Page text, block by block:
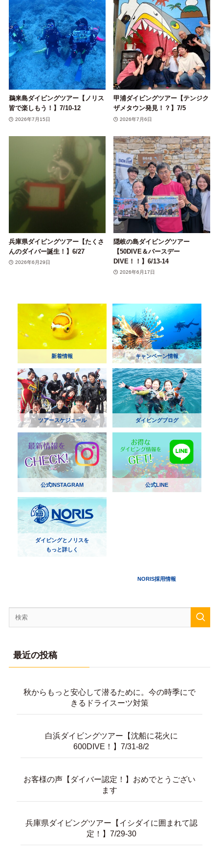
鵜来島ダイビングツアー【ノリス
皆で楽しもう！】7/10-12
2026年7月15日
甲浦ダイビングツアー【テンジク
ザメタウン発見！？】7/5
2026年7月6日
兵庫県ダイビングツアー【たくさ
んのダイバー誕生！】6/27
2026年6月29日
隠岐の島ダイビングツアー
【50DIVE＆バースデー
DIVE！！】6/13-14
2026年6月17日
新着情報 キャンペーン情報
ツアースケジュール ダイビングブログ
公式INSTAGRAM 公式LINE
ダイビングとノリスを
もっと詳しく
NORIS採用情報
最近の投稿
秋からもっと安心して潜るために。今の時季にで
きるドライスーツ対策
白浜ダイビングツアー【沈船に花火に
600DIVE！】7/31-8/2
お客様の声【ダイバー認定！】おめでとうござい
ます
兵庫県ダイビングツアー【イシダイに囲まれて認
定！】7/29-30